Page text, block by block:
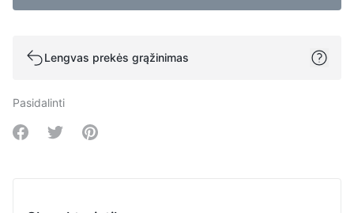
Lengvas prekės grąžinimas
Pasidalinti
Share on Facebook
Share on Twitter
Share on Pinterest